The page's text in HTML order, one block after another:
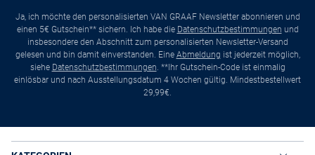
Ja, ich möchte den personalisierten VAN GRAAF Newsletter abonnieren und
einen 5€ Gutschein** sichern. Ich habe die Datenschutzbestimmungen und
insbesondere den Abschnitt zum personalisierten Newsletter-Versand
gelesen und bin damit einverstanden. Eine Abmeldung ist jederzeit möglich,
siehe Datenschutzbestimmungen. **Ihr Gutschein-Code ist einmalig
einlösbar und nach Ausstellungsdatum 4 Wochen gültig. Mindestbestellwert
29,99€.